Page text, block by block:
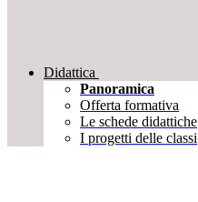
Didattica
Panoramica
Offerta formativa
Le schede didattiche
I progetti delle classi